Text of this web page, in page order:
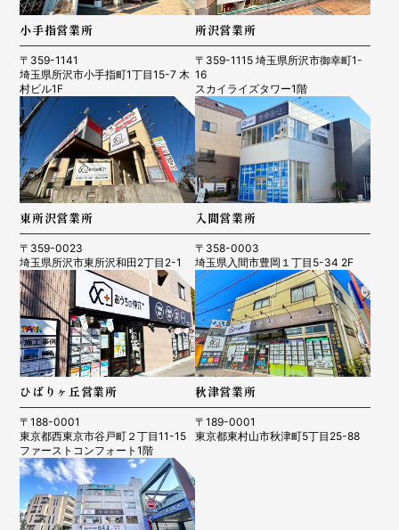
小手指営業所
〒359-1141
埼玉県所沢市小手指町1丁目15-7 木
村ビル1F
所沢営業所
〒359-1115 埼玉県所沢市御幸町1-
16
スカイライズタワー1階
東所沢営業所
〒359-0023
埼玉県所沢市東所沢和田2丁目2-1
入間営業所
〒358-0003
埼玉県入間市豊岡１丁目5-34 2F
ひばりヶ丘営業所
〒188-0001
東京都西東京市谷戸町２丁目11-15
ファーストコンフォート1階
秋津営業所
〒189-0001
東京都東村山市秋津町5丁目25-88